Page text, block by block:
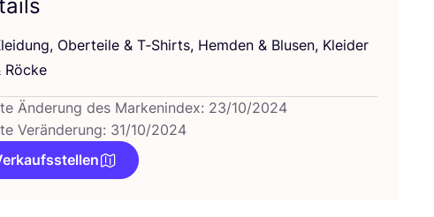
Ober­tei­le & T‑Shirts, Hem­den & Blu­sen, Klei­der
Röcke
Änderung des Markenindex: 23/10/2024
Veränderung: 31/10/2024